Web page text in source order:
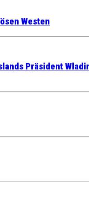
Westen
Präsident